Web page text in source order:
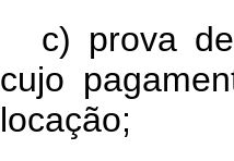
c) prova
cujo
locação;